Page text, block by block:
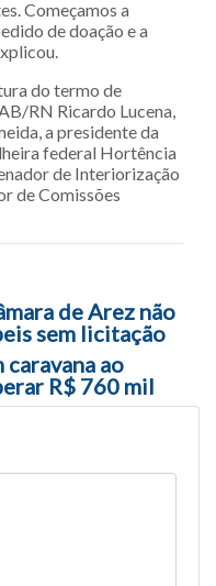
Começamos a
de doação e a
do termo de
RN Ricardo Lucena,
a presidente da
federal Hortência
de Interiorização
de Comissões
postsde Arez não
sem licitação
ao
R$ 760 mil